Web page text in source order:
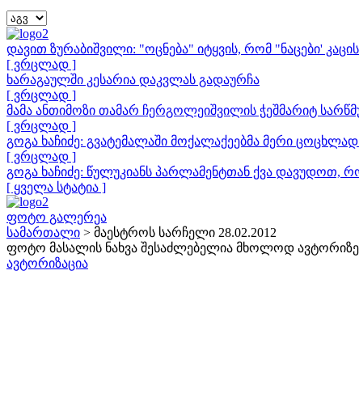
დავით ზურაბიშვილი: "ოცნება" იტყვის, რომ "ნაცები'
[ ვრცლად ]
ხარაგაულში კესარია დაკვლას გადაურჩა
[ ვრცლად ]
მამა ანთიმოზი თამარ ჩერგოლეიშვილის ჭეშმარიტ
[ ვრცლად ]
გოგა ხაჩიძე: გვატემალაში მოქალაქეებმა მერი
[ ვრცლად ]
გოგა ხაჩიძე: წულუკიანს პარლამენტთან ქვა დავუდოთ,
[ ყველა სტატია ]
ფოტო გალერეა
სამართალი > მაესტროს სარჩელი 28.02.2012
ფოტო მასალის ნახვა შესაძლებელია მხოლოდ
ავტორიზაცია